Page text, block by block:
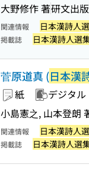
大野修作 著研文出版
関連情報 日本漢詩人
掲載誌 日本漢詩人選
菅原道真 (日本漢
紙 デジタル
小島憲之, 山本登朗
関連情報 日本漢詩人
掲載誌 日本漢詩人選